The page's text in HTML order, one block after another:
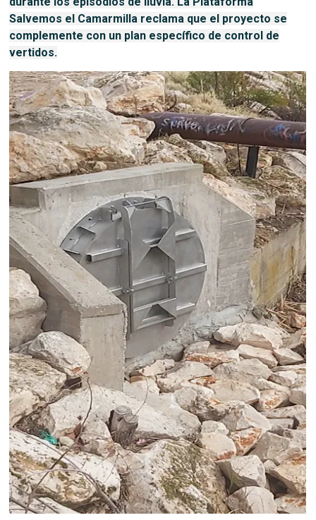
Salvemos el Camarmilla reclama que el proyecto se
complemente con un plan específico de control de
vertidos.